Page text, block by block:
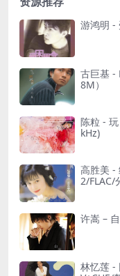
游鸿明 -
古巨基 -
8M）
陈粒 -
kHz)
高胜美 -
2/FLAC/
许嵩 –
林忆莲 -